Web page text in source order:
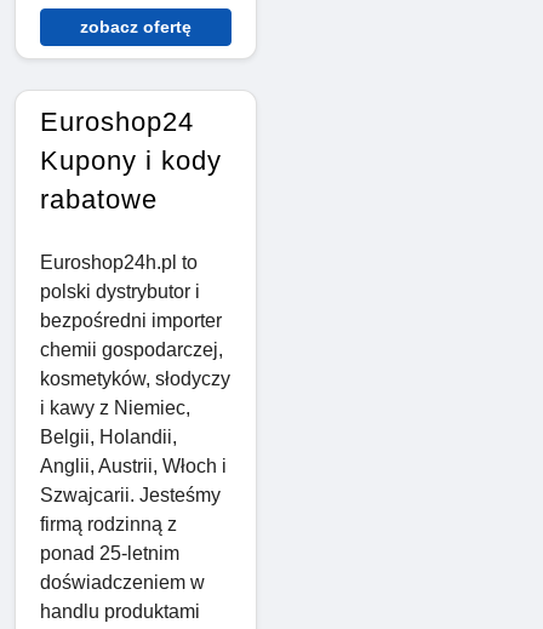
zobacz ofertę
Euroshop24
Kupony i kody
rabatowe
Euroshop24h.pl to
polski dystrybutor i
bezpośredni importer
chemii gospodarczej,
kosmetyków, słodyczy
i kawy z Niemiec,
Belgii, Holandii,
Anglii, Austrii, Włoch i
Szwajcarii. Jesteśmy
firmą rodzinną z
ponad 25-letnim
doświadczeniem w
handlu produktami